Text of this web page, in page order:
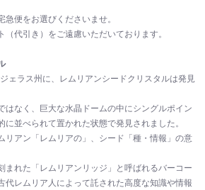
便をお選びくださいませ。
代引き）をご遠慮いただいております。
ェラス州に、レムリアンシードクリスタルは発見
はなく、巨大な水晶ドームの中にシングルポイン
に並べられて置かれた状態で発見されました。
リアン「レムリアの」、シード「種・情報」の意
まれた「レムリアンリッジ」と呼ばれるバーコー
代レムリア人によって託された高度な知識や情報